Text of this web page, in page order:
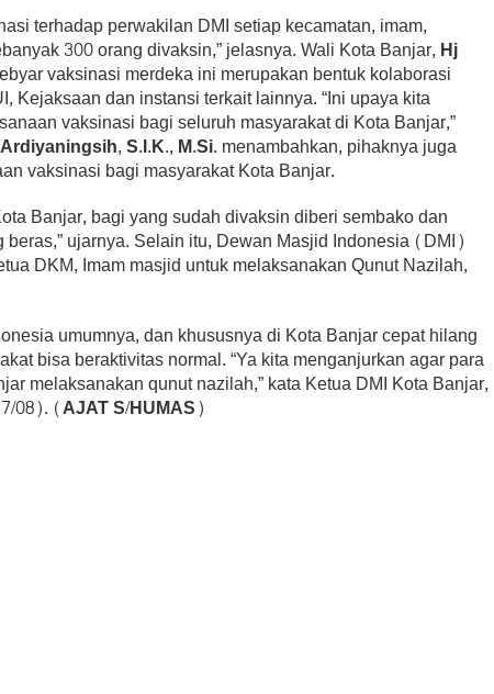
terhadap perwakilan DMI setiap kecamatan, imam,
300 orang divaksin,” jelasnya. Wali Kota Banjar, Hj
vaksinasi merdeka ini merupakan bentuk kolaborasi
Kejaksaan dan instansi terkait lainnya. “Ini upaya kita
vaksinasi bagi seluruh masyarakat di Kota Banjar,”
S.I.K., M.Si. menambahkan, pihaknya juga
vaksinasi bagi masyarakat Kota Banjar.
Banjar, bagi yang sudah divaksin diberi sembako dan
ujarnya. Selain itu, Dewan Masjid Indonesia (DMI)
DKM, Imam masjid untuk melaksanakan Qunut Nazilah,
umumnya, dan khususnya di Kota Banjar cepat hilang
bisa beraktivitas normal. “Ya kita menganjurkan agar para
melaksanakan qunut nazilah,” kata Ketua DMI Kota Banjar,
08). (AJAT S/HUMAS)